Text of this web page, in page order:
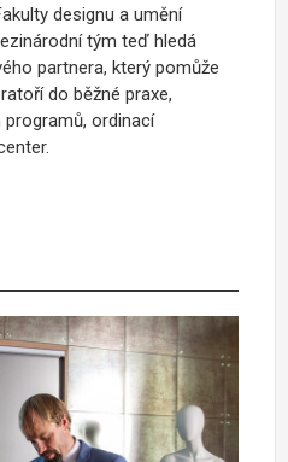
designu a umění
tým teď hledá
partnera, který pomůže
do běžné praxe,
programů, ordinací